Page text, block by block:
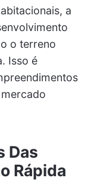
a
o terreno
Isso é
Das
Rápida